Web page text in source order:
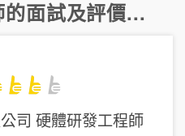
的面試及評價...
司 硬體研發工程師